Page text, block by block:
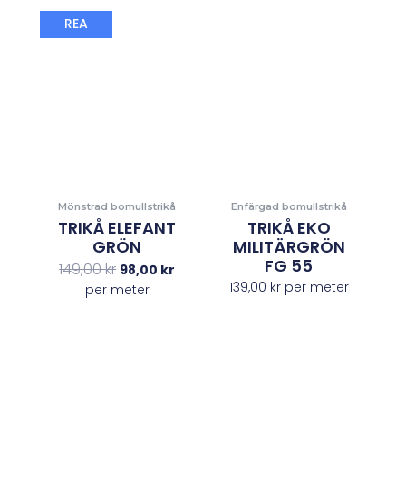
REA
Mönstrad bomullstrikå
TRIKÅ ELEFANT
GRÖN
149,00kr 98,00 kr
per meter
Enfärgad bomullstrikå
TRIKÅ EKO
MILITÄRGRÖN
FG 55
139,00 krper meter